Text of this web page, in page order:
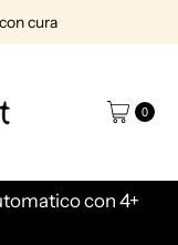
cura
0
con 4+